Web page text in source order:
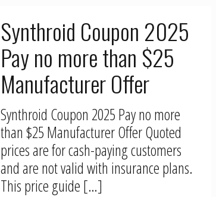
Synthroid Coupon 2025
Pay no more than $25
Manufacturer Offer
Synthroid Coupon 2025 Pay no more
than $25 Manufacturer Offer Quoted
prices are for cash-paying customers
and are not valid with insurance plans.
This price guide[…]